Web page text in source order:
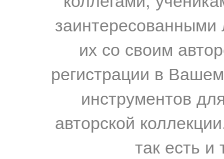
их со своим
регистрации в
инструментов
авторской
так есть и